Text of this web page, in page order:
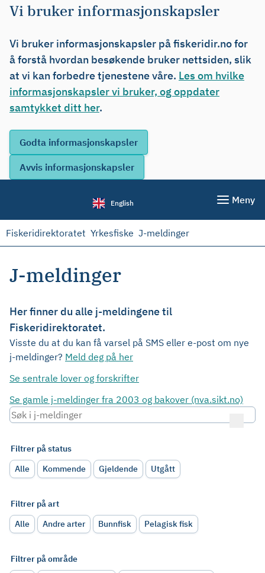
Vi bruker informasjonskapsler
Vi bruker informasjonskapsler på fiskeridir.no for
å forstå hvordan besøkende bruker nettsiden, slik
at vi kan forbedre tjenestene våre. Les om hvilke
informasjonskapsler vi bruker, og oppdater
samtykket ditt her.
English Meny
Fiskeridirektoratet Yrkesfiske J-meldinger
J-meldinger
Her finner du alle j-meldingene til
Fiskeridirektoratet.
Visste du at du kan få varsel på SMS eller e-post om nye
j-meldinger? Meld deg på her
Se sentrale lover og forskrifter
Se gamle j-meldinger fra 2003 og bakover (nva.sikt.no)
Filtrer på status
Alle
Kommende Gjeldende Utgått
Filtrer på art
Alle
Andre arter Bunnfisk Pelagisk fisk
Filtrer på område